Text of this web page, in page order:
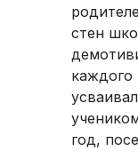
стен
каждого
год,